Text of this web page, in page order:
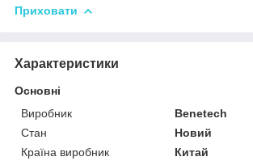
Приховати
Характеристики
Основні
Виробник
Benetech
Стан
Новий
Країна виробник
Китай